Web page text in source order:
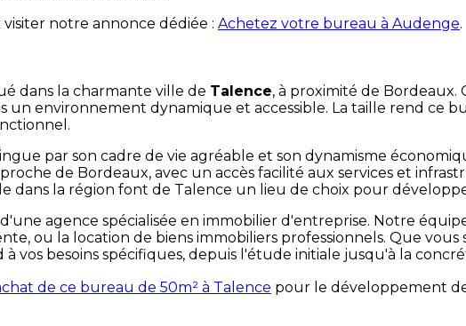
notre annonce dédiée : Achetez votre bureau à Audenge.
dans la charmante ville de Talence, à proximité de Bordeaux.
environnement dynamique et accessible. La taille rend ce
par son cadre de vie agréable et son dynamisme
de Bordeaux, avec un accès facilité aux services et
dans la région font de Talence un lieu de choix pour
agence spécialisée en immobilier d'entreprise. Notre
ou la location de biens immobiliers professionnels. Que
vos besoins spécifiques, depuis l'étude initiale jusqu'à la
de ce bureau de 50m² à Talence pour le développement